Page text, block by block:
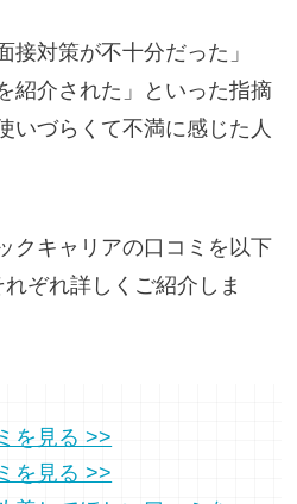
接対策が不十分だった」
紹介された」といった指摘
いづらくて不満に感じた人
クキャリアの口コミを以下
ぞれ詳しくご紹介しま
を見る >>
を見る >>